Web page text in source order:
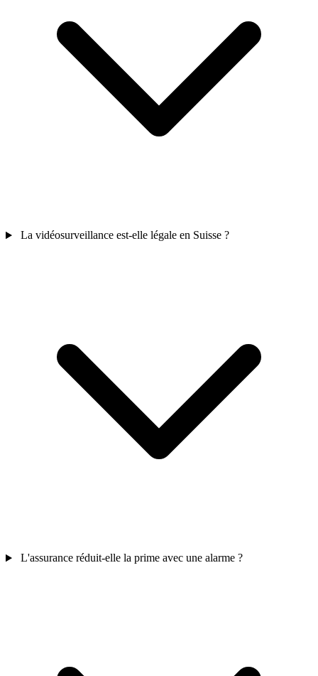
La vidéosurveillance est-elle légale en Suisse ?
L'assurance réduit-elle la prime avec une alarme ?